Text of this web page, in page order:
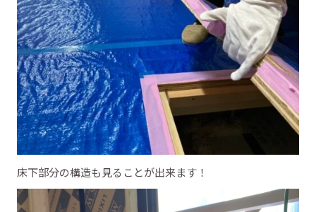
床下部分の構造も見ることが出来ます！